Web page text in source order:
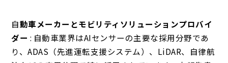
自動車メーカーとモビリティソリューションプロバイ
ダー : 自動車業界はAIセンサーの主要な採用分野であ
り、ADAS（先進運転支援システム）、LiDAR、自律航